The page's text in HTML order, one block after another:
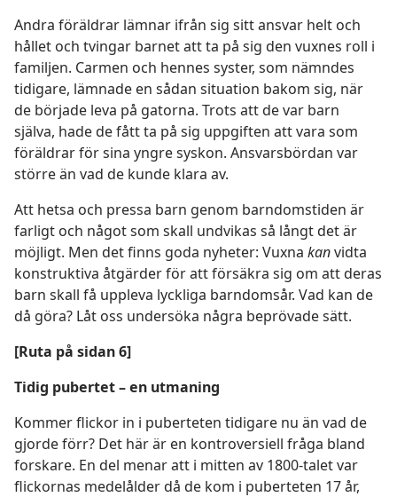
Andra föräldrar lämnar ifrån sig sitt ansvar helt och
hållet och tvingar barnet att ta på sig den vuxnes roll i
familjen. Carmen och hennes syster, som nämndes
tidigare, lämnade en sådan situation bakom sig, när
de började leva på gatorna. Trots att de var barn
själva, hade de fått ta på sig uppgiften att vara som
föräldrar för sina yngre syskon. Ansvarsbördan var
större än vad de kunde klara av.
Att hetsa och pressa barn genom barndomstiden är
farligt och något som skall undvikas så långt det är
möjligt. Men det finns goda nyheter: Vuxna kanvidta
konstruktiva åtgärder för att försäkra sig om att deras
barn skall få uppleva lyckliga barndomsår. Vad kan de
då göra? Låt oss undersöka några beprövade sätt.
[Ruta på sidan 6]
Tidig pubertet – en utmaning
Kommer flickor in i puberteten tidigare nu än vad de
gjorde förr? Det här är en kontroversiell fråga bland
forskare. En del menar att i mitten av 1800-talet var
flickornas medelålder då de kom i puberteten 17 år,